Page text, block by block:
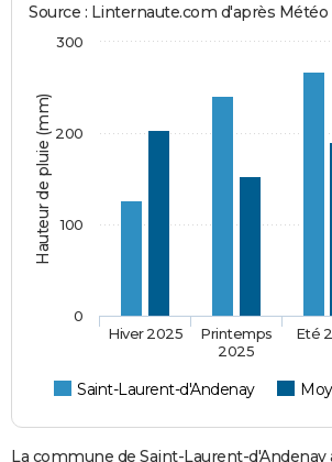
Hauteur de pluie (mm)
Source : Linternaute.com d'après Météo
Saint-Laurent-d'Andenay
Hiver 2025
Printemps
2025
Eté
0
100
200
300
La commune de Saint-Laurent-d'Andenay